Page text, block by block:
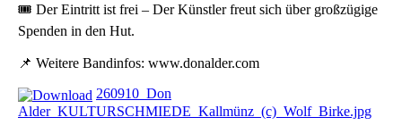
🎟️ Der Eintritt ist frei – Der Künstler freut sich über großzügige
Spenden in den Hut.
📌 Weitere Bandinfos: www.donalder.com
260910_Don
Alder_KULTURSCHMIEDE_Kallmünz_(c)_Wolf_Birke.jpg